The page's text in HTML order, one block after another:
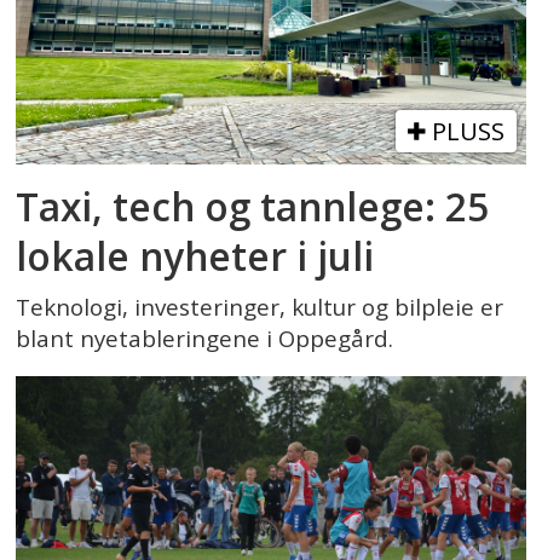
PLUSS
Taxi, tech og tannlege: 25
lokale nyheter i juli
Teknologi, investeringer, kultur og bilpleie er
blant nyetableringene i Oppegård.